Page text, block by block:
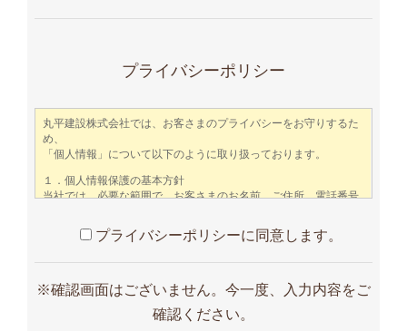
この
空の
まま
にし
てく
プライバシーポリシー
プライバシーポリシーに同意します。
※確認画面はございません。今一度、入力内容をご
確認ください。